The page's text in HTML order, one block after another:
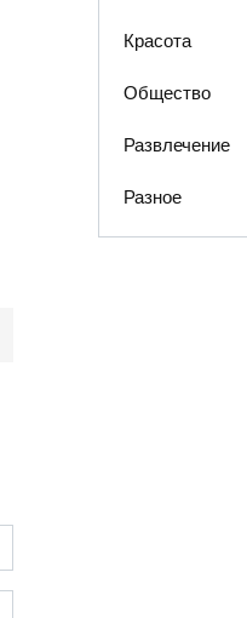
Красота
Общество
Развлечение
Разное